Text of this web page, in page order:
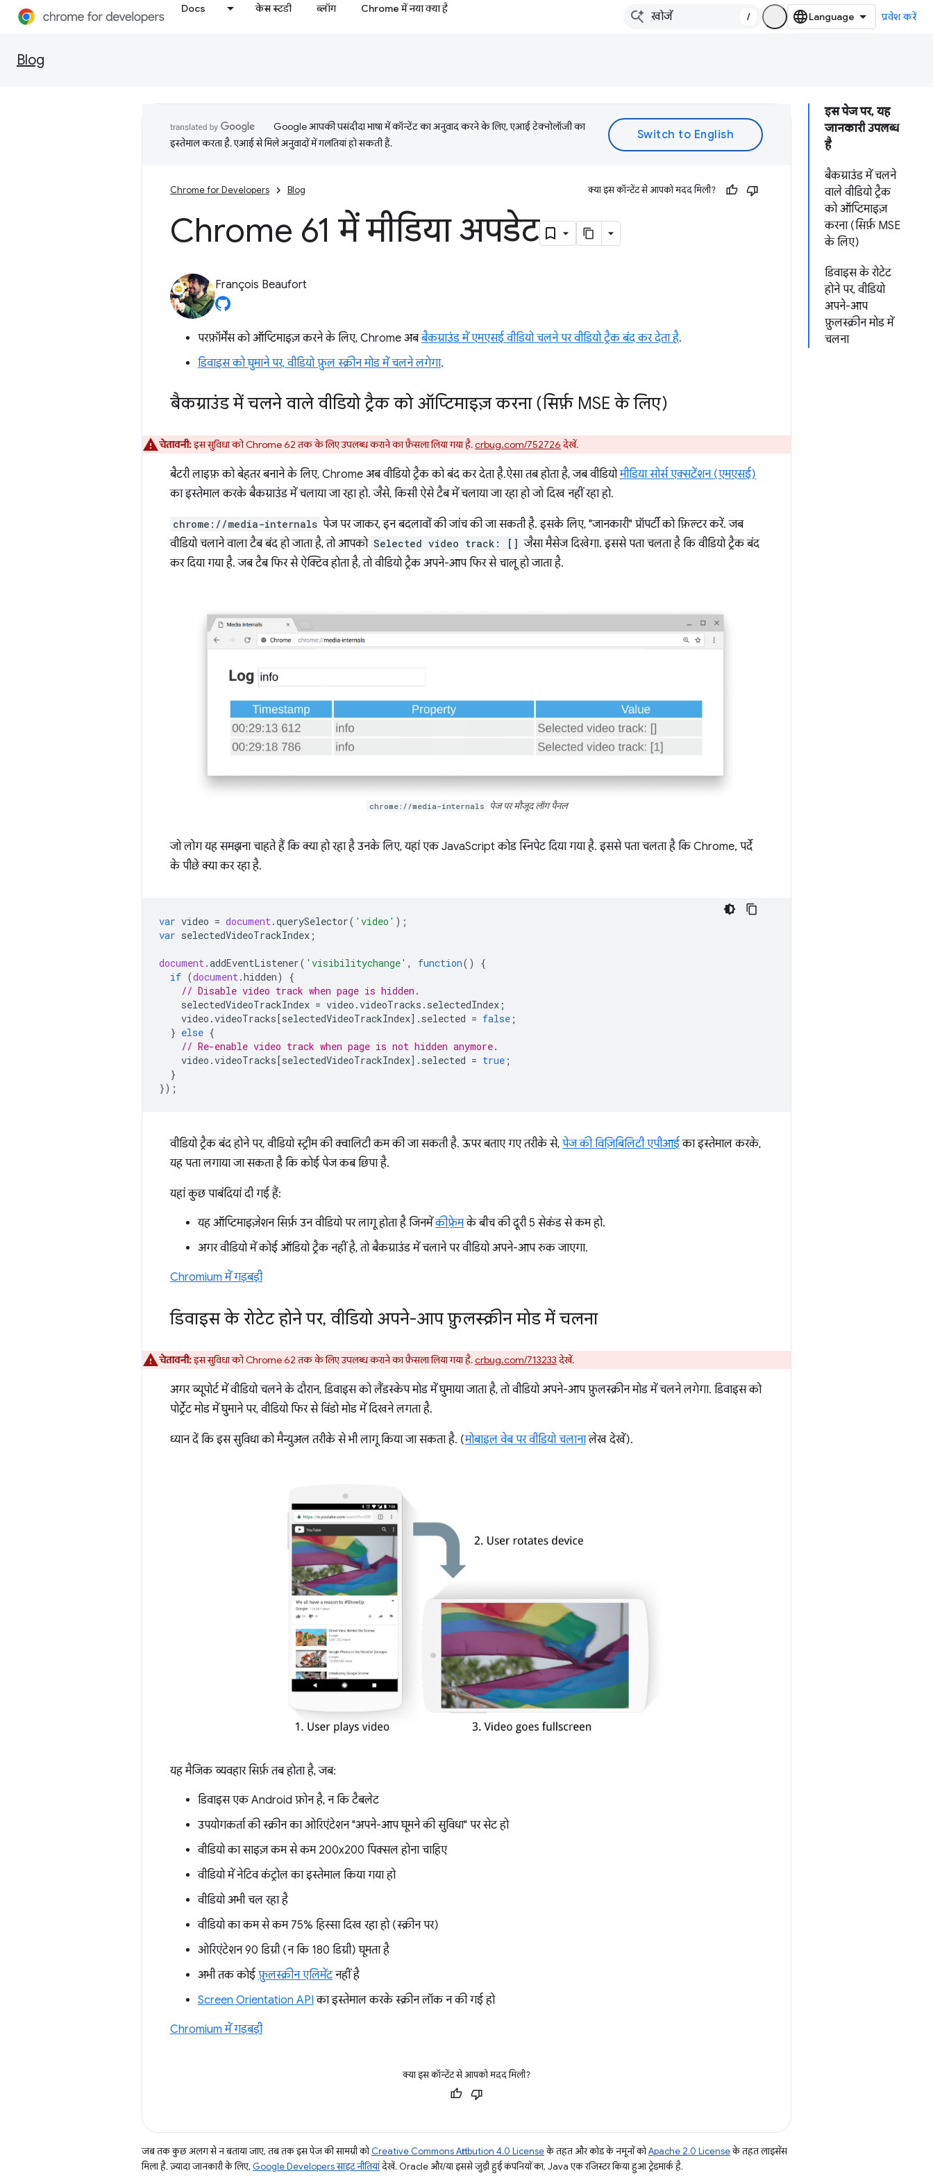
Docs केस स्टडी ब्लॉग Chrome में नया क्या है
/ प्रवेश करें
Blog
इस पेज पर, यह
जानकारी उपलब्ध
है
बैकग्राउंड में चलने
वाले वीडियो ट्रैक
को ऑप्टिमाइज़
करना (सिर्फ़ MSE
के लिए)
डिवाइस के रोटेट
होने पर, वीडियो
अपने-आप
फ़ुलस्क्रीन मोड में
चलना
Google आपकी पसंदीदा भाषा में कॉन्टेंट का अनुवाद करने के लिए, एआई टेक्नोलॉजी का
इस्तेमाल करता है. एआई से मिले अनुवादों में गलतियां हो सकती हैं.
Chrome for Developers Blog क्या इस कॉन्टेंट से आपको मदद मिली?
Chrome 61 में मीडिया अपडेट
François Beaufort
परफ़ॉर्मेंस को ऑप्टिमाइज़ करने के लिए, Chrome अबबैकग्राउंड में एमएसई वीडियो चलने पर वीडियो ट्रैक बंद कर देता है.
डिवाइस को घुमाने पर, वीडियो फ़ुल स्क्रीन मोड में चलने लगेगा.
बैकग्राउंड में चलने वाले वीडियो ट्रैक को ऑप्टिमाइज़ करना (सिर्फ़ MSE के लिए)
चेतावनी:इस सुविधा को Chrome 62 तक के लिए उपलब्ध कराने का फ़ैसला लिया गया है.crbug.com/752726देखें.
बैटरी लाइफ़ को बेहतर बनाने के लिए, Chrome अब वीडियो ट्रैक को बंद कर देता है.ऐसा तब होता है, जब वीडियोमीडिया सोर्स एक्सटेंशन (एमएसई)
का इस्तेमाल करके बैकग्राउंड में चलाया जा रहा हो. जैसे, किसी ऐसे टैब में चलाया जा रहा हो जो दिख नहीं रहा हो.
chrome://media-internals पेज पर जाकर, इन बदलावों की जांच की जा सकती है. इसके लिए, "जानकारी" प्रॉपर्टी को फ़िल्टर करें. जब
वीडियो चलाने वाला टैब बंद हो जाता है, तो आपको Selected video track: [] जैसा मैसेज दिखेगा. इससे पता चलता है कि वीडियो ट्रैक बंद
कर दिया गया है. जब टैब फिर से ऐक्टिव होता है, तो वीडियो ट्रैक अपने-आप फिर से चालू हो जाता है.
chrome://media-internals पेज पर मौजूद लॉग पैनल
जो लोग यह समझना चाहते हैं कि क्या हो रहा है उनके लिए, यहां एक JavaScript कोड स्निपेट दिया गया है. इससे पता चलता है कि Chrome, पर्दे
के पीछे क्या कर रहा है.
var video = document.querySelector( 'video' );
var selectedVideoTrackIndex ;
document.addEventListener( 'visibilitychange' , function()
{
if (document.hidden)
{
// Disable video track when page is hidden.
selectedVideoTrackIndex = video .videoTracks . selectedIndex ;
video .videoTracks [selectedVideoTrackIndex]. selected = false ;
} else {
// Re-enable video track when page is not hidden anymore.
video .videoTracks [selectedVideoTrackIndex]. selected = true ;
}
});
वीडियो ट्रैक बंद होने पर, वीडियो स्ट्रीम की क्वालिटी कम की जा सकती है. ऊपर बताए गए तरीके से, पेज की विज़िबिलिटी एपीआईका इस्तेमाल करके,
यह पता लगाया जा सकता है कि कोई पेज कब छिपा है.
यहां कुछ पाबंदियां दी गई हैं:
यह ऑप्टिमाइज़ेशन सिर्फ़ उन वीडियो पर लागू होता है जिनमेंकीफ़्रेमके बीच की दूरी 5 सेकंड से कम हो.
अगर वीडियो में कोई ऑडियो ट्रैक नहीं है, तो बैकग्राउंड में चलाने पर वीडियो अपने-आप रुक जाएगा.
Chromium में गड़बड़ी
डिवाइस के रोटेट होने पर, वीडियो अपने-आप फ़ुलस्क्रीन मोड में चलना
चेतावनी:इस सुविधा को Chrome 62 तक के लिए उपलब्ध कराने का फ़ैसला लिया गया है.crbug.com/713233देखें.
अगर व्यूपोर्ट में वीडियो चलने के दौरान, डिवाइस को लैंडस्केप मोड में घुमाया जाता है, तो वीडियो अपने-आप फ़ुलस्क्रीन मोड में चलने लगेगा. डिवाइस को
पोर्ट्रेट मोड में घुमाने पर, वीडियो फिर से विंडो मोड में दिखने लगता है.
ध्यान दें कि इस सुविधा को मैन्युअल तरीके से भी लागू किया जा सकता है. (मोबाइल वेब पर वीडियो चलानालेख देखें).
यह मैजिक व्यवहार सिर्फ़ तब होता है, जब:
डिवाइस एक Android फ़ोन है, न कि टैबलेट
उपयोगकर्ता की स्क्रीन का ओरिएंटेशन "अपने-आप घूमने की सुविधा" पर सेट हो
वीडियो का साइज़ कम से कम 200x200 पिक्सल होना चाहिए
वीडियो में नेटिव कंट्रोल का इस्तेमाल किया गया हो
वीडियो अभी चल रहा है
वीडियो का कम से कम 75% हिस्सा दिख रहा हो (स्क्रीन पर)
ओरिएंटेशन 90 डिग्री (न कि 180 डिग्री) घूमता है
अभी तक कोई फ़ुलस्क्रीन एलिमेंटनहीं है
Screen Orientation API का इस्तेमाल करके स्क्रीन लॉक न की गई हो
Chromium में गड़बड़ी
क्या इस कॉन्टेंट से आपको मदद मिली?
जब तक कुछ अलग से न बताया जाए, तब तक इस पेज की सामग्री कोCreative Commons Attribution 4.0 Licenseके तहत और कोड के नमूनों कोApache 2.0 Licenseके तहत लाइसेंस
मिला है. ज़्यादा जानकारी के लिए, Google Developers साइट नीतियांदेखें. Oracle और/या इससे जुड़ी हुई कंपनियों का, Java एक रजिस्टर किया हुआ ट्रेडमार्क है.